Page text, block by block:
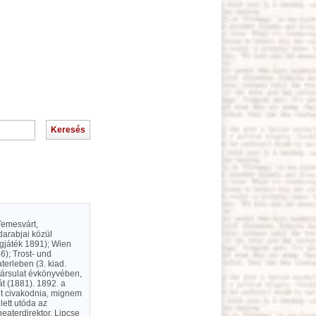
közül
1891); Wien
Trost- und
(3. kiad.
évkönyvében,
(1881). 1892. a
civakodnia, mignem
utóda az
Lipcse